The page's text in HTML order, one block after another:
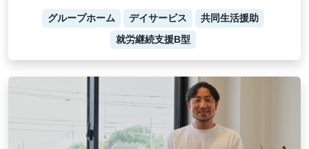
グループホーム デイサービス
共同生活援助
就労継続支援B型